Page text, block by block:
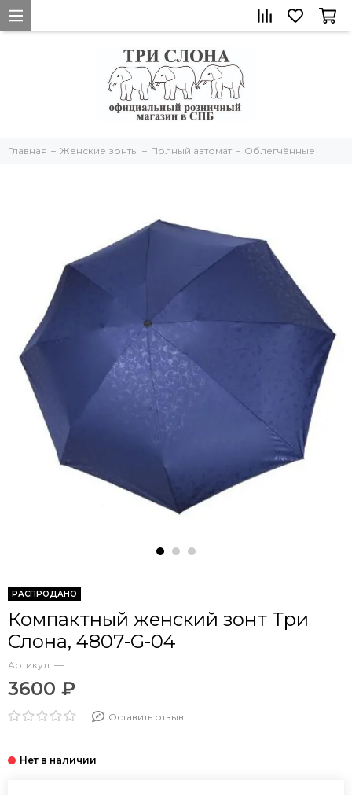
Главная Женские зонты Полный автомат Облегчённые
РАСПРОДАНО
Компактный женский зонт Три
Слона, 4807-G-04
Артикул: —
3600 ₽
Оставить отзыв